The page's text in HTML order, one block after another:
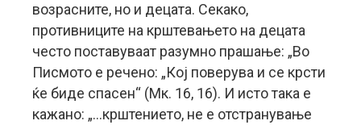
возрасните, но и децата. Секако,
противниците на крштевањето на децата
често поставуваат разумно прашање: „Во
Писмото е речено: „Кој поверува и се крсти
ќе биде спасен“ (Мк. 16, 16). И исто така е
кажано: „…крштението, не е отстранување